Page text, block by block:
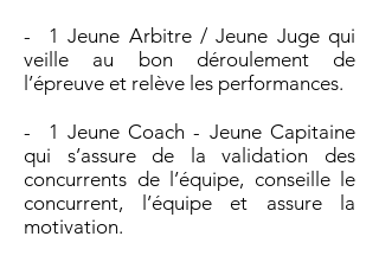
- 1 Jeune Arbitre / Jeune Juge qui
veille au bon déroulement de
l’épreuve et relève les performances.
- 1 Jeune Coach - Jeune Capitaine
qui s’assure de la validation des
concurrents de l’équipe, conseille le
concurrent, l’équipe et assure la
motivation.